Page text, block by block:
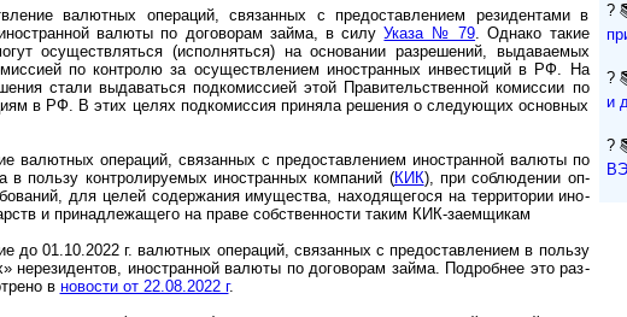
валютных операций, связан­ных с предо­став­лением резиден­тами в
валюты по дого­ворам займа, в силуУказа № 79 . Однако такие
осущест­вляться (испол­няться) на осно­вании разре­шений, выда­ваемых
по конт­ролю за осу­щест­вле­нием ино­стран­ных инвес­тиций в РФ. На
стали выда­ваться под­комис­сией этой Пра­ви­тель­ст­вен­ной комис­сии по
в РФ. В этих целях под­комис­сия при­няла реше­ния о следу­ющих основ­ных
валютных операций, связан­ных с предо­став­ле­нием ино­стран­ной валюты по
в пользу контро­ли­ру­емых ино­стран­ных ком­паний (КИК), при соблю­дении оп­
для целей содер­жания иму­щества, находя­щегося на терри­тории ино­
и принад­лежа­щего на праве собс­твен­ности таким КИК-­заем­щикам
до 01.10.2022 г. валютных операций, связан­ных с предо­став­ле­нием в пользу
нере­зиден­тов, ино­стран­ной валюты по дого­ворам займа. Подробнее это раз­
в новости от 22.08.2022 г.
?
?
и
?